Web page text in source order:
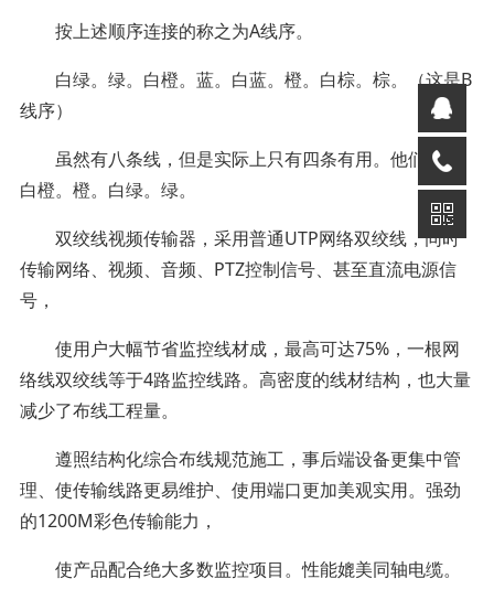
按上述顺序连接的称之为A线序。
白绿。绿。白橙。蓝。白蓝。橙。白棕。棕。（这是B
线序）
虽然有八条线，但是实际上只有四条有用。他们是：
白橙。橙。白绿。绿。
双绞线视频传输器，采用普通UTP网络双绞线，同时
传输网络、视频、音频、PTZ控制信号、甚至直流电源信
号，
使用户大幅节省监控线材成，最高可达75%，一根网
络线双绞线等于4路监控线路。高密度的线材结构，也大量
减少了布线工程量。
遵照结构化综合布线规范施工，事后端设备更集中管
理、使传输线路更易维护、使用端口更加美观实用。强劲
的1200M彩色传输能力，
使产品配合绝大多数监控项目。性能媲美同轴电缆。